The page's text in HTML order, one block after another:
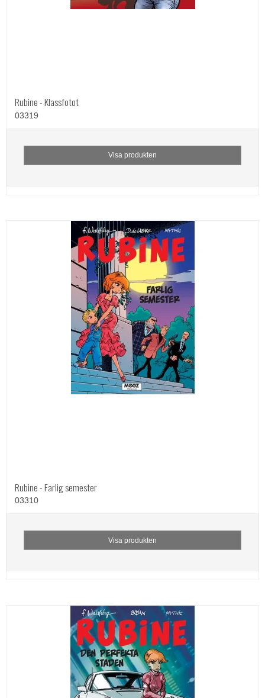
Rubine - Klassfotot
03319
Visa produkten
Rubine - Farlig semester
03310
Visa produkten